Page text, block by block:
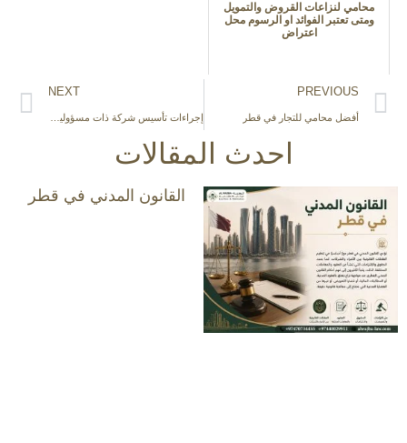
محامي لنزاعات القروض والتمويل
ومتى تعتبر الفوائد او الرسوم محل
اعتراض
PREVIOUS
أفضل محامي للتجار في قطر
NEXT
احدث المقالات
القانون المدني في قطر